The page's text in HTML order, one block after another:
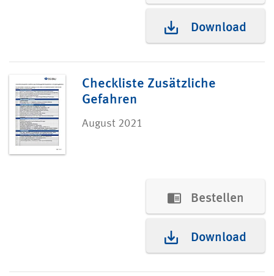
Download
Checkliste Zusätzliche
Gefahren
August 2021
Bestellen
Download